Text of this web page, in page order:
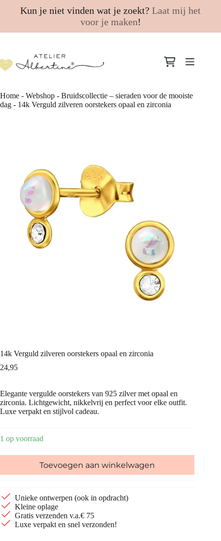
Kun je niet vinden wat je zoekt? Laat mij het
voor je maken!
de
Winkelwagen
Home - Webshop - Bruidscollectie – sieraden voor de mooiste
dag - 14k Verguld zilveren oorstekers opaal en zirconia
14k Verguld zilveren oorstekers opaal en zirconia
24,95
Elegante vergulde oorstekers van 925 zilver met opaal en
zirconia. Lichtgewicht, nikkelvrij en perfect voor elke outfit.
Luxe verpakt en stijlvol cadeau.
1 op voorraad
Toevoegen aan winkelwagen
Unieke ontwerpen (ook in opdracht)
Kleine oplage
Gratis verzenden v.a.€ 75
Luxe verpakt en snel verzonden!